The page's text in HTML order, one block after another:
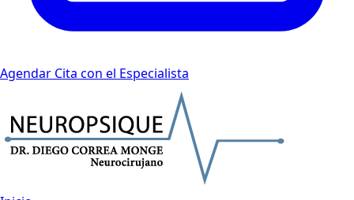
Agendar Cita con el Especialista